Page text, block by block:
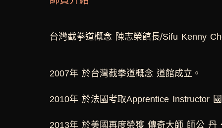
台灣截拳道概念 陳志榮館長/Sifu Kenny
2007年 於台灣截拳道概念 道館成立。
2010年 於法國考取Apprentice Instructor
2013年 於美國再度榮獲 傳奇大師 師公 丹